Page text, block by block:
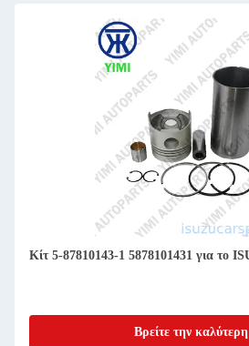
Κίτ 5-87810143-1 5878101431 για το
Βρείτε την